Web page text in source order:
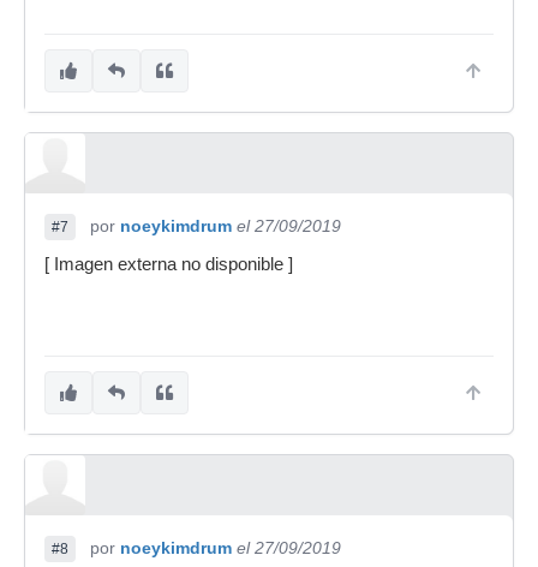
#7 por noeykimdrum el 27/09/2019
[ Imagen externa no disponible ]
#8 por noeykimdrum el 27/09/2019